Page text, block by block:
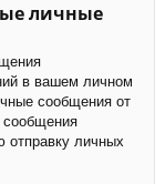
личные
в вашем личном
сообщения от
сообщения
отправку личных